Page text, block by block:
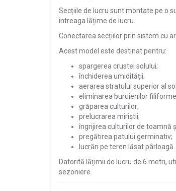
Secțiile de lucru sunt montate pe o
întreaga lățime de lucru.
Conectarea secțiilor prin sistem cu
Acest model este destinat pentru:
spargerea crustei solului;
închiderea umidității;
aerarea stratului superior al
eliminarea buruienilor
grăparea culturilor;
prelucrarea miriștii;
îngrijirea culturilor de toamnă
pregătirea patului germinativ;
lucrări pe teren lăsat pârloagă.
Datorită lățimii de lucru de 6 metri,
sezoniere.